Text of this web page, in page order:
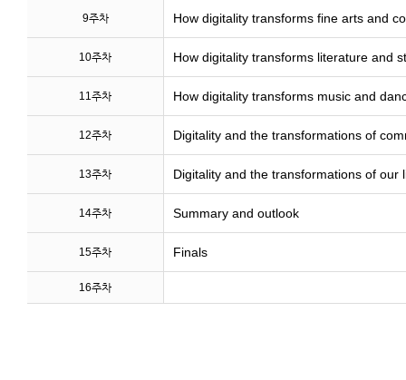
9주차 How digitality transforms fine arts and
10주차 How digitality transforms literature and
11주차 How digitality transforms music and
12주차 Digitality and the transformations of
13주차 Digitality and the transformations of
14주차 Summary and outlook
15주차 Finals
16주차